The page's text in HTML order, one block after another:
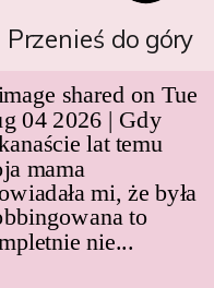
Przenieś do góry